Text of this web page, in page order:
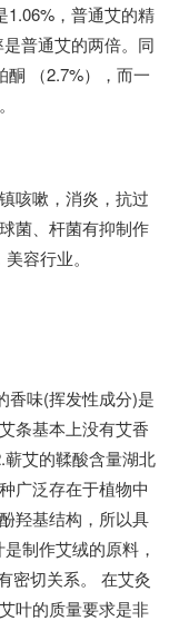
1.06%，普通艾的精
普通艾的两倍。同
酮 （2.7%），而一
咳嗽，消炎，抗过
菌、杆菌有抑制作
容行业。
香味(挥发性成分)是
条基本上没有艾香
艾的鞣酸含量湖北
广泛存在于植物中
羟基结构，所以具
制作艾绒的原料，
密切关系。 在艾灸
叶的质量要求是非